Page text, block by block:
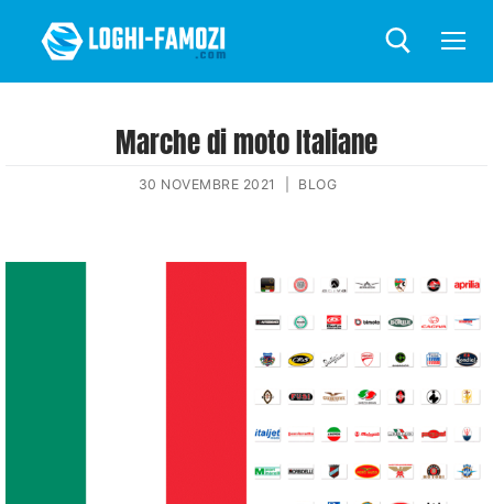
Marche di moto Italiane
30 NOVEMBRE 2021 BLOG